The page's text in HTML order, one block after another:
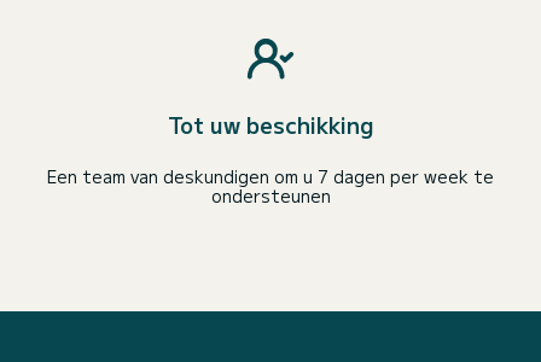
Tot uw beschikking
Een team van deskundigen om u 7 dagen per week te
ondersteunen